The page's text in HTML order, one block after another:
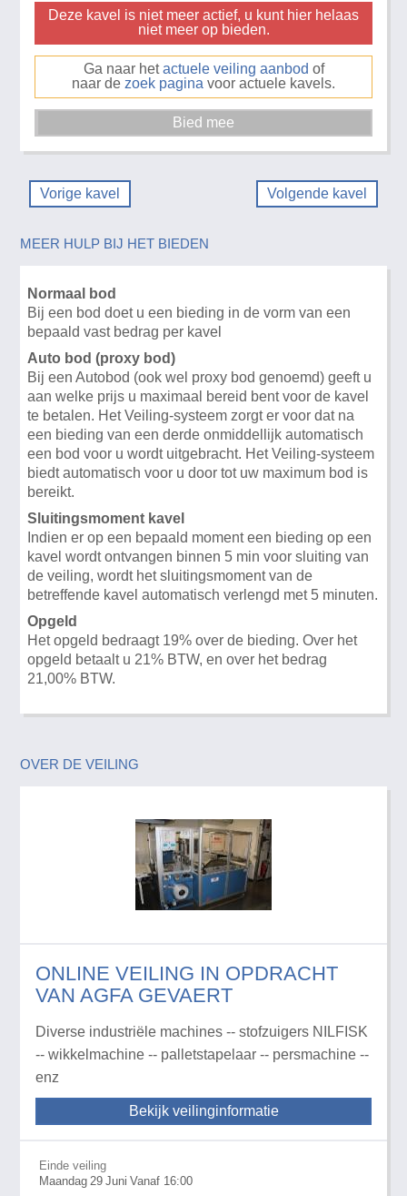
Deze kavel is niet meer actief, u kunt hier helaas
niet meer op bieden.
Ga naar hetactuele veiling aanbod of
naar de zoek pagina voor actuele kavels.
Vorige kavel Volgende kavel
MEER HULP BIJ HET BIEDEN
Normaal bod
Bij een bod doet u een bieding in de vorm van een
bepaald vast bedrag per kavel
Auto bod (proxy bod)
Bij een Autobod (ook wel proxy bod genoemd) geeft u
aan welke prijs u maximaal bereid bent voor de kavel
te betalen. Het Veiling-systeem zorgt er voor dat na
een bieding van een derde onmiddellijk automatisch
een bod voor u wordt uitgebracht. Het Veiling-systeem
biedt automatisch voor u door tot uw maximum bod is
bereikt.
Sluitingsmoment kavel
Indien er op een bepaald moment een bieding op een
kavel wordt ontvangen binnen 5 min voor sluiting van
de veiling, wordt het sluitingsmoment van de
betreffende kavel automatisch verlengd met 5 minuten.
Opgeld
Het opgeld bedraagt 19% over de bieding. Over het
opgeld betaalt u 21% BTW, en over het bedrag
21,00% BTW.
OVER DE VEILING
ONLINE VEILING IN OPDRACHT
VAN AGFA GEVAERT
Diverse industriële machines -- stofzuigers NILFISK
-- wikkelmachine -- palletstapelaar -- persmachine --
enz
Bekijk veilinginformatie
Einde veiling
Maandag 29 Juni Vanaf 16:00